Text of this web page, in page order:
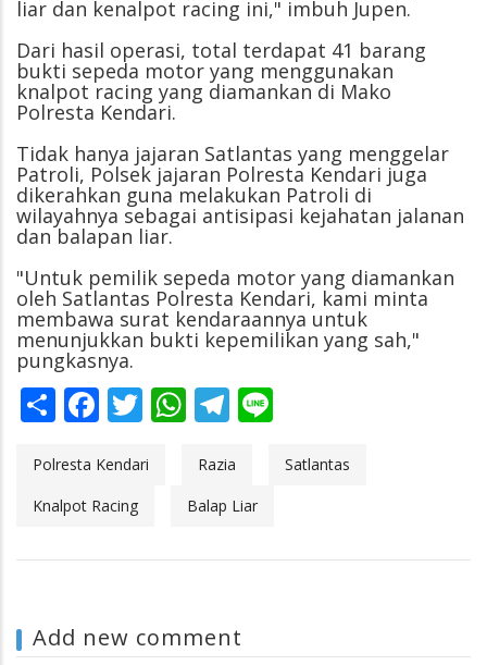
liar dan kenalpot racing ini," imbuh Jupen.
Dari hasil operasi, total terdapat 41 barang
bukti sepeda motor yang menggunakan
knalpot racing yang diamankan di Mako
Polresta Kendari.
Tidak hanya jajaran Satlantas yang menggelar
Patroli, Polsek jajaran Polresta Kendari juga
dikerahkan guna melakukan Patroli di
wilayahnya sebagai antisipasi kejahatan jalanan
dan balapan liar.
"Untuk pemilik sepeda motor yang diamankan
oleh Satlantas Polresta Kendari, kami minta
membawa surat kendaraannya untuk
menunjukkan bukti kepemilikan yang sah,"
pungkasnya.
ShareFacebook
Twitter
WhatsApp
Telegram
Polresta Kendari Razia
Satlantas
Knalpot Racing
Balap Liar
Add new comment